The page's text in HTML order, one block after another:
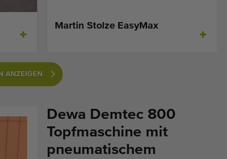
Martin Stolze EasyMax
ANZEIGEN
Dewa Demtec 800
Topfmaschine mit
pneumatischem